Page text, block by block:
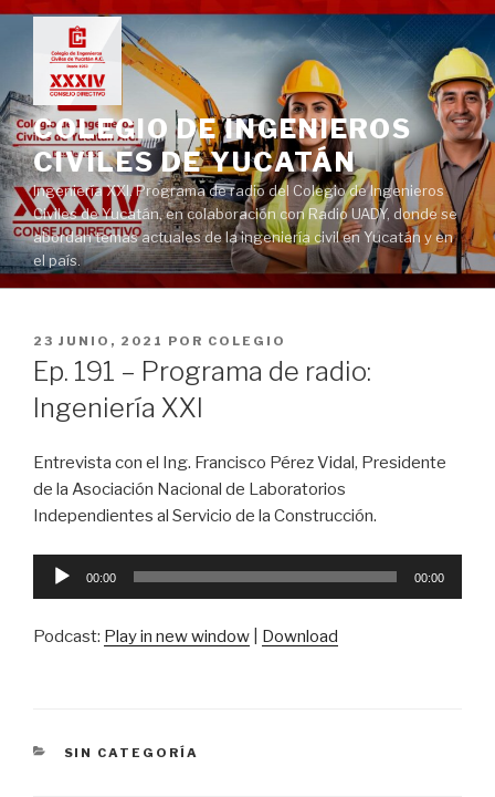
Ir
contenido
COLEGIO DE INGENIEROS
CIVILES DE YUCATÁN
Ingeniería XXI. Programa de radio del Colegio de Ingenieros
Civiles de Yucatán, en colaboración con Radio UADY, donde se
abordan temas actuales de la ingeniería civil en Yucatán y en
el país.
PUBLICADO
EN
23 JUNIO, 2021 POR COLEGIO
Ep. 191 – Programa de radio:
Ingeniería XXI
Entrevista con el Ing. Francisco Pérez Vidal, Presidente
de la Asociación Nacional de Laboratorios
Independientes al Servicio de la Construcción.
Reproductor
00:00 00:00
Podcast: Play in new window Download
CATEGORÍAS
SIN CATEGORÍA